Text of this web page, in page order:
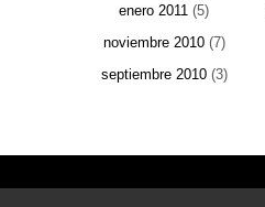
enero 2011 (5)
noviembre 2010(7)
septiembre 2010(3)